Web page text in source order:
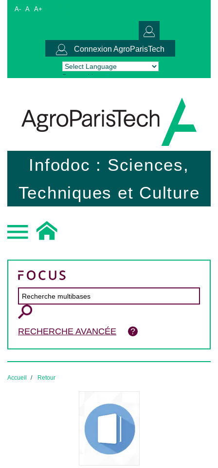
A- A A+
Connexion AgroParisTech
Powered by Translate
Infodoc : Sciences,
Techniques et Culture
RECHERCHE AVANCÉE
Accueil Retour